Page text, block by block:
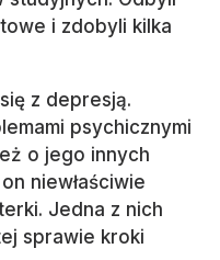
i zdobyli kilka
z depresją.
psychicznymi
o jego innych
niewłaściwie
Jedna z nich
sprawie kroki